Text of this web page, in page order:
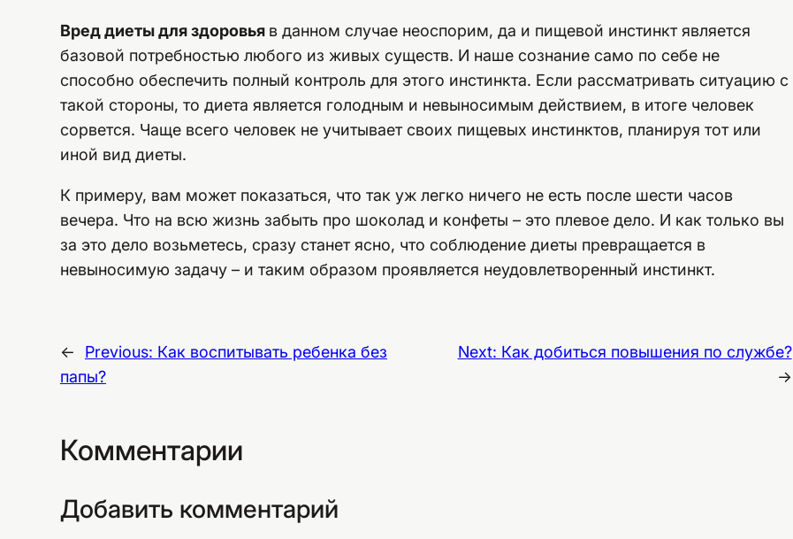
Вред диеты для здоровья в данном случае неоспорим, да и пищевой инстинкт является
базовой потребностью любого из живых существ. И наше сознание само по себе не
способно обеспечить полный контроль для этого инстинкта. Если рассматривать ситуацию с
такой стороны, то диета является голодным и невыносимым действием, в итоге человек
сорвется. Чаще всего человек не учитывает своих пищевых инстинктов, планируя тот или
иной вид диеты.
К примеру, вам может показаться, что так уж легко ничего не есть после шести часов
вечера. Что на всю жизнь забыть про шоколад и конфеты – это плевое дело. И как только вы
за это дело возьметесь, сразу станет ясно, что соблюдение диеты превращается в
невыносимую задачу – и таким образом проявляется неудовлетворенный инстинкт.
← Previous: Как воспитывать ребенка без
папы?
Next: Как добиться повышения по службе?
→
Комментарии
Добавить комментарий